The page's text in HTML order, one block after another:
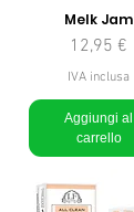
Melk Jam
Prezzo
12,95 €
IVA inclusa
Aggiungi al
carrello